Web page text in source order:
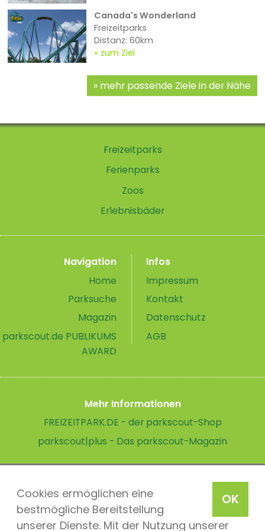
OK
Cookies ermöglichen eine
bestmögliche Bereitstellung
unserer Dienste. Mit der Nutzung unserer
Canada's Wonderland
Freizeitparks
Distanz: 60km
zum Ziel
mehr passende Ziele in der Nähe
Freizeitparks
Ferienparks
Zoos
Erlebnisbäder
Navigation
Home
Parksuche
Magazin
parkscout.de PUBLIKUMS
AWARD
Infos
Impressum
Kontakt
Datenschutz
AGB
Mehr Informationen
FREIZEITPARK.DE - der parkscout-Shop
parkscout|plus - Das parkscout-Magazin